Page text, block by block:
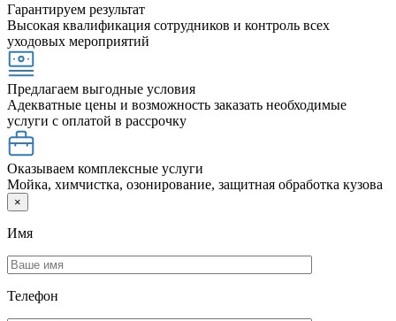
Гарантируем результат
Высокая квалификация сотрудников и контроль всех
уходовых мероприятий
Предлагаем выгодные условия
Адекватные цены и возможность заказать необходимые
услуги с оплатой в рассрочку
Оказываем комплексные услуги
Мойка, химчистка, озонирование, защитная обработка кузова
×
Имя
Телефон